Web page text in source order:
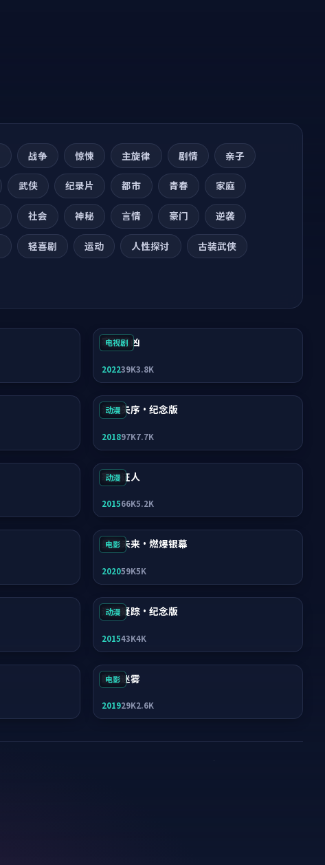
战争 惊悚 主旋律 剧情 亲子
武侠 纪录片 都市 青春 家庭
社会 神秘 言情 豪门 逆袭
轻喜剧 运动 人性探讨 古装武侠
电视剧
寒锋追凶
202239K3.8K
动漫
深海失序·纪念版
201897K7.7K
动漫
寒锋证人
201566K5.2K
电影
盛夏未来·燃爆银幕
202059K5K
动漫
迷城疑踪·纪念版
201543K4K
电影
断桥迷雾
201929K2.6K